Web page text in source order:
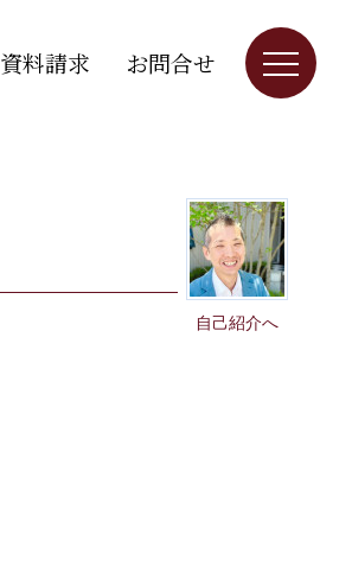
資料請求 お問合せ
自己紹介へ